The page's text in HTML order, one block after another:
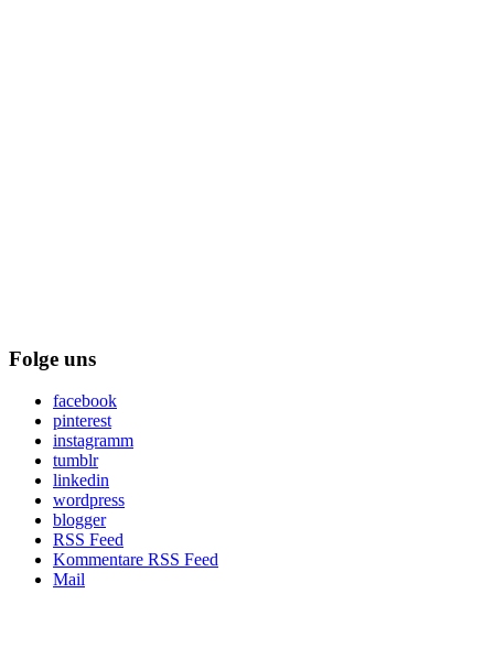
Folge uns
facebook
pinterest
instagramm
tumblr
linkedin
wordpress
blogger
RSS Feed
Kommentare RSS Feed
Mail